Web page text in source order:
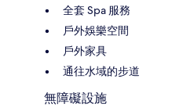
全套 Spa 服務
戶外娛樂空間
戶外家具
通往水域的步道
無障礙設施